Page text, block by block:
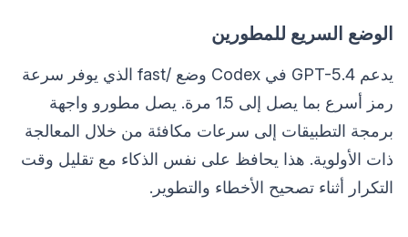
الوضع السريع للمطورين
يدعم GPT-5.4 في Codex وضع /fast الذي يوفر سرعة
رمز أسرع بما يصل إلى 1.5 مرة. يصل مطورو واجهة
برمجة التطبيقات إلى سرعات مكافئة من خلال المعالجة
ذات الأولوية. هذا يحافظ على نفس الذكاء مع تقليل وقت
التكرار أثناء تصحيح الأخطاء والتطوير.